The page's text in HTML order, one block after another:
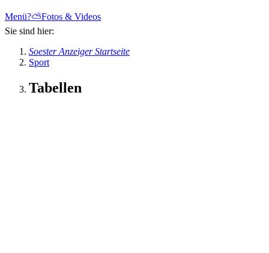
Menü?⛅Fotos & Videos
Sie sind hier:
Soester Anzeiger Startseite
Sport
Tabellen